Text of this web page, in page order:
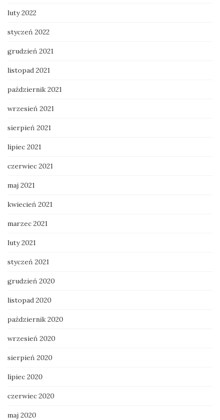
luty 2022
styczeń 2022
grudzień 2021
listopad 2021
październik 2021
wrzesień 2021
sierpień 2021
lipiec 2021
czerwiec 2021
maj 2021
kwiecień 2021
marzec 2021
luty 2021
styczeń 2021
grudzień 2020
listopad 2020
październik 2020
wrzesień 2020
sierpień 2020
lipiec 2020
czerwiec 2020
maj 2020